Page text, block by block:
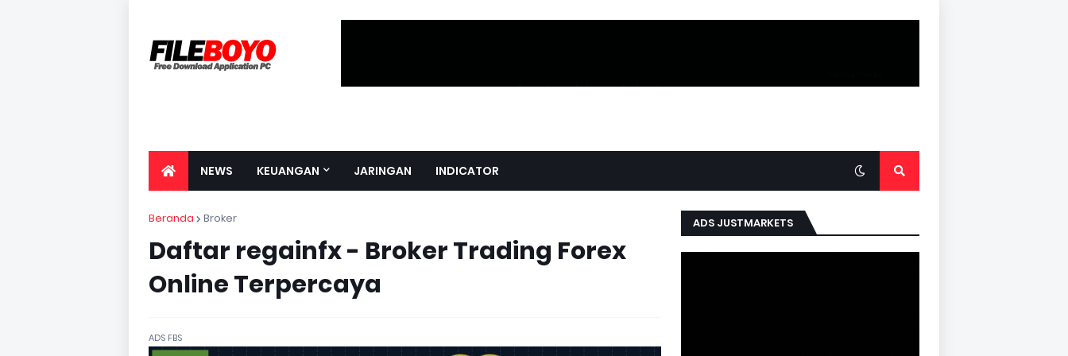
NEWS KEUANGAN JARINGAN INDICATOR
Beranda Broker
Daftar regainfx - Broker Trading Forex
Online Terpercaya
ADS FBS
ADS JUSTMARKETS